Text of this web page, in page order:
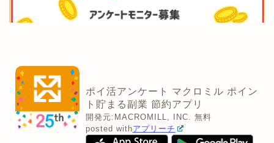
ポイ活アンケート マクロミル ポイン
ト貯まる副業 節約アプリ
開発元: MACROMILL, INC. 無料
posted withアプリーチ